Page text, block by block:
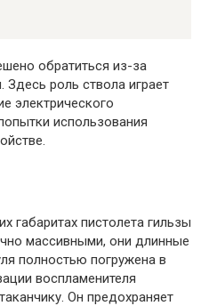
обратиться из-за
Здесь роль ствола играет
электрического
использования
габаритах пистолета гильзы
массивными, они длинные
полностью погружена в
воспламенителя
Он предохраняет